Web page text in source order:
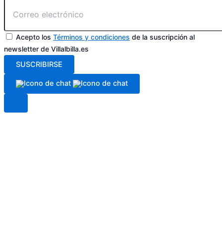
Acepto los Términos y condiciones de la suscripción al
newsletter de Villalbilla.es
SUSCRIBIRSE